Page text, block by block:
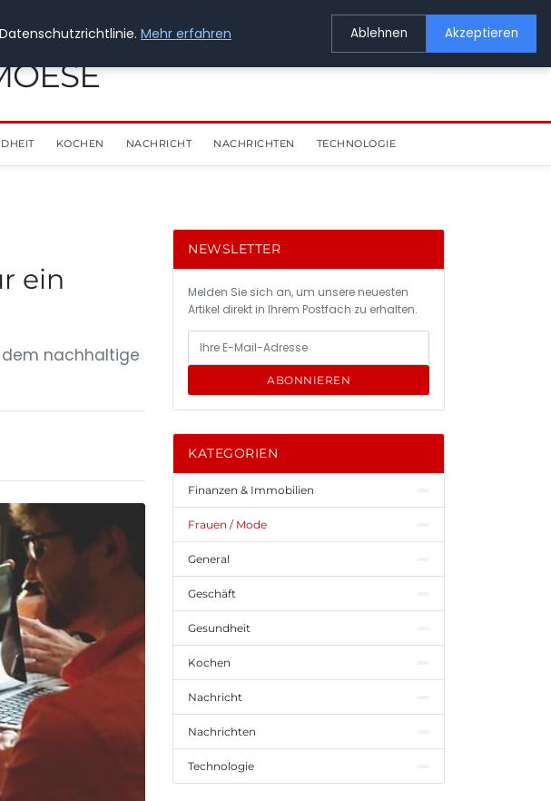
KOCHEN NACHRICHT NACHRICHTEN TECHNOLOGIE
ein
nachhaltige
NEWSLETTER
Melden Sie sich an, um unsere neuesten
Artikel direkt in Ihrem Postfach zu erhalten.
ABONNIEREN
KATEGORIEN
Finanzen & Immobilien
Frauen / Mode
General
Geschäft
Gesundheit
Kochen
Nachricht
Nachrichten
Technologie
Mehr erfahren Ablehnen Akzeptieren